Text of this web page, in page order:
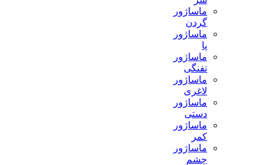
ماساژور
ماساژور
ماساژور
تفنگی
ماساژور
لاغری
ماساژور
دستی
ماساژور
ماساژور